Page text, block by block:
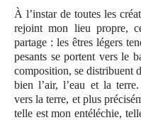
À l’instar de toutes les
rejoint mon lieu propre,
partage : les êtres légers
pesants se portent vers le
composition, se distribuent
bien l’air, l’eau et la
vers la terre, et plus
telle est mon entéléchie,